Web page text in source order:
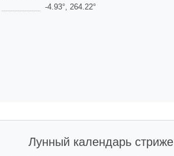
-4.93°, 264.22°
Лунный календарь